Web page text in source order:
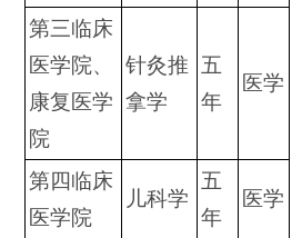
第三临床
医学院、
康复医学
院
针灸推
拿学
五
年
医学
第四临床
医学院
儿科学
五
年
医学